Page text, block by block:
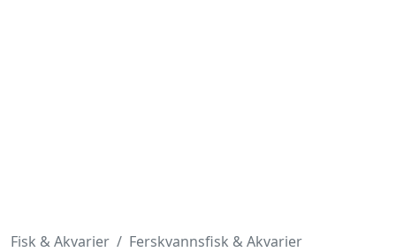
Fisk & Akvarier Ferskvannsfisk & Akvarier